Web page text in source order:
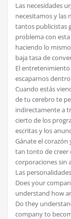
Las necesidades
necesitamos y las
tantos publicistas
problema con
haciendo lo
baja tasa de
El
escaparnos
Cuando estás
de tu cerebro te
indirectamente a
cierto de los
escritas y los
Gánate el corazón
tan tonto de creer
corporaciones sin
Las
Does your
understand how
Do they
company to